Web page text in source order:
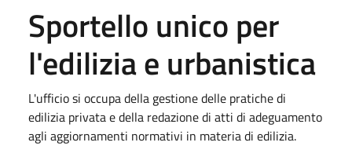
Sportello unico per
l'edilizia e urbanistica
L'ufficio si occupa della gestione delle pratiche di
edilizia privata e della redazione di atti di adeguamento
agli aggiornamenti normativi in materia di edilizia.